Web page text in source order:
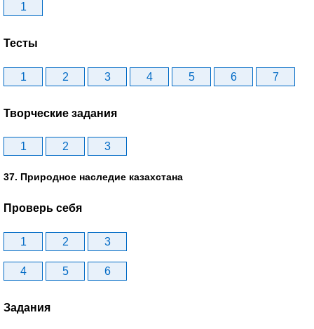
1
Тесты
1 2 3 4 5 6 7
Творческие задания
1 2 3
37. Природное наследие казахстана
Проверь себя
1 2 3
4 5 6
Задания